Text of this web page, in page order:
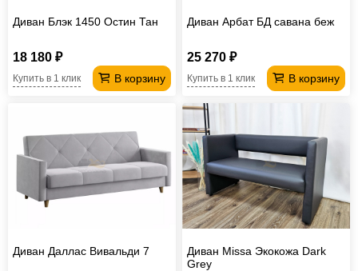
Диван Блэк 1450 Остин Тан
18 180 ₽
В корзину
Купить в 1 клик
Диван Арбат БД савана беж
25 270 ₽
В корзину
Купить в 1 клик
Диван Даллас Вивальди 7
Диван Missa Экокожа Dark
Grey